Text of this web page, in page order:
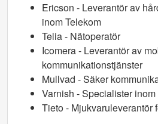
Ericson - Leverantör av
inom Telekom
Telia - Nätoperatör
Icomera - Leverantör av
kommunikationstjänster
Mullvad - Säker
Varnish - Specialister
Tieto - Mjukvaruleverantör